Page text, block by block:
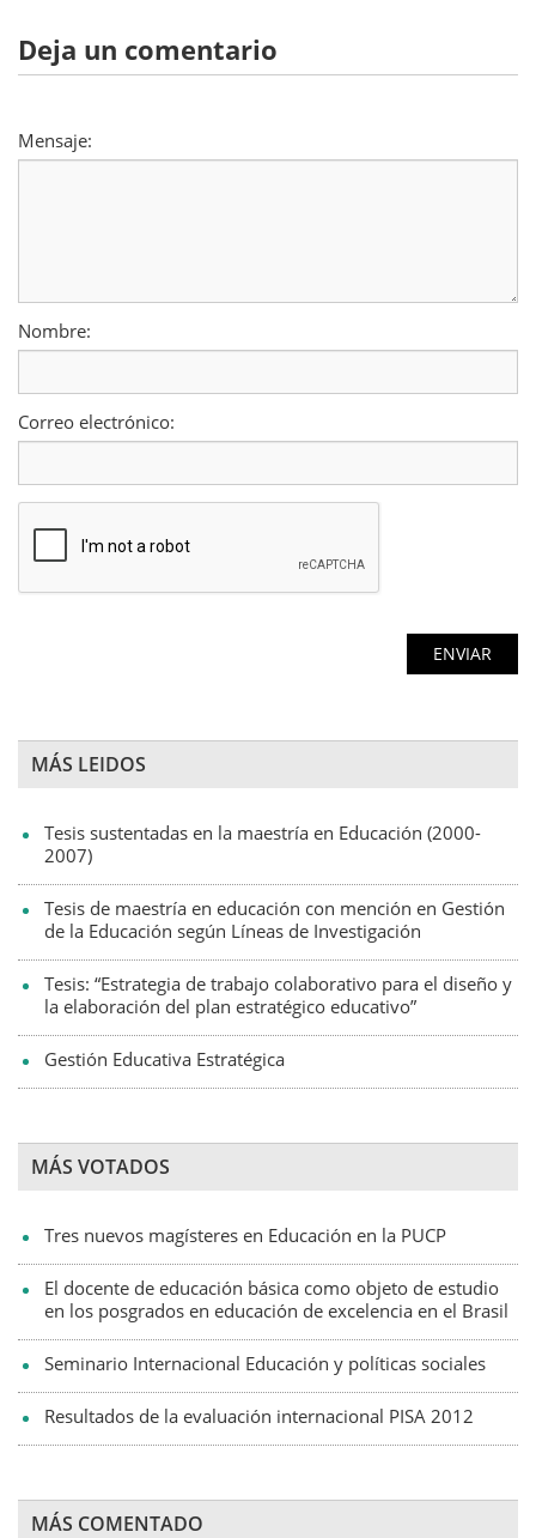
Deja un comentario
Mensaje:
Nombre:
Correo electrónico:
MÁS LEIDOS
Tesis sustentadas en la maestría en Educación (2000-
2007)
Tesis de maestría en educación con mención en Gestión
de la Educación según Líneas de Investigación
Tesis: “Estrategia de trabajo colaborativo para el diseño y
la elaboración del plan estratégico educativo”
Gestión Educativa Estratégica
MÁS VOTADOS
Tres nuevos magísteres en Educación en la PUCP
El docente de educación básica como objeto de estudio
en los posgrados en educación de excelencia en el Brasil
Seminario Internacional Educación y políticas sociales
Resultados de la evaluación internacional PISA 2012
MÁS COMENTADO